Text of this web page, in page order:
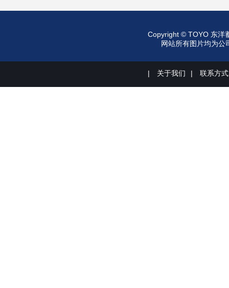
| 关于我们 | 联系方式
Copyright © TOYO 东洋
网站所有图片均为公